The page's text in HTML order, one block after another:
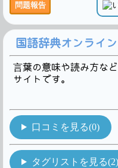
問題報告
国語辞典オンライン
言葉の意味や読み方な
サイトです。
口コミを見る(0)
タグリストを見る(2)